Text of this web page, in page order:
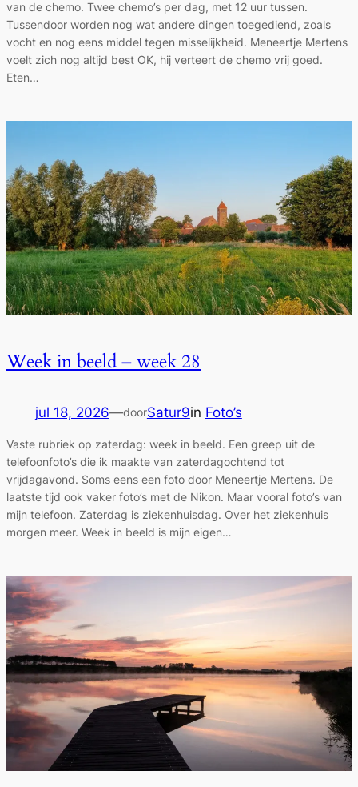
van de chemo. Twee chemo’s per dag, met 12 uur tussen.
Tussendoor worden nog wat andere dingen toegediend, zoals
vocht en nog eens middel tegen misselijkheid. Meneertje Mertens
voelt zich nog altijd best OK, hij verteert de chemo vrij goed.
Eten…
Week in beeld – week 28
jul 18, 2026—doorSatur9in Foto’s
Vaste rubriek op zaterdag: week in beeld. Een greep uit de
telefoonfoto’s die ik maakte van zaterdagochtend tot
vrijdagavond. Soms eens een foto door Meneertje Mertens. De
laatste tijd ook vaker foto’s met de Nikon. Maar vooral foto’s van
mijn telefoon. Zaterdag is ziekenhuisdag. Over het ziekenhuis
morgen meer. Week in beeld is mijn eigen…